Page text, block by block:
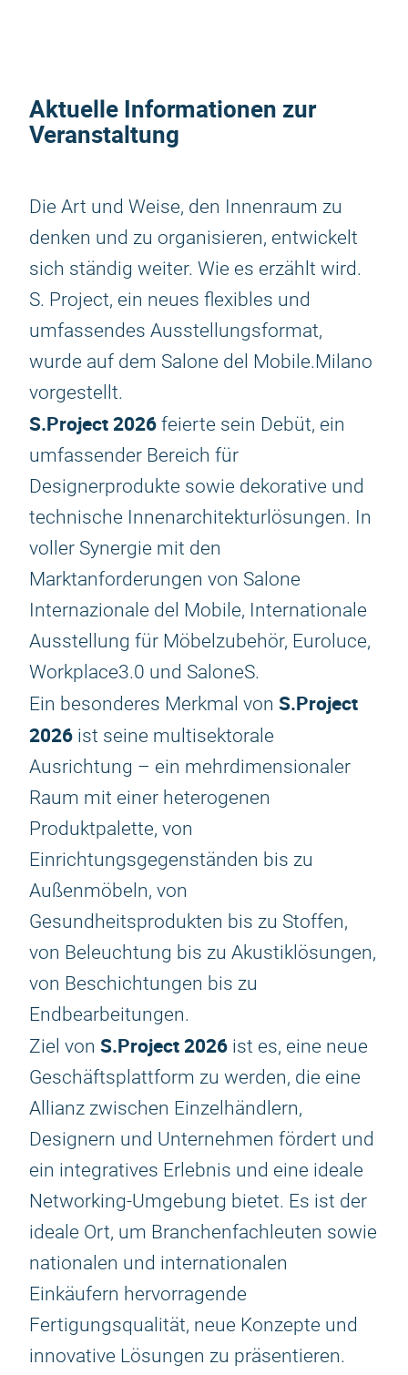
Aktuelle Informationen zur
Veranstaltung
Die Art und Weise, den Innenraum zu
denken und zu organisieren, entwickelt
sich ständig weiter. Wie es erzählt wird.
S. Project, ein neues flexibles und
umfassendes Ausstellungsformat,
wurde auf dem Salone del Mobile.Milano
vorgestellt.
S.Project 2026 feierte sein Debüt, ein
umfassender Bereich für
Designerprodukte sowie dekorative und
technische Innenarchitekturlösungen. In
voller Synergie mit den
Marktanforderungen von Salone
Internazionale del Mobile, Internationale
Ausstellung für Möbelzubehör, Euroluce,
Workplace3.0 und SaloneS.
Ein besonderes Merkmal von S.Project
2026 ist seine multisektorale
Ausrichtung – ein mehrdimensionaler
Raum mit einer heterogenen
Produktpalette, von
Einrichtungsgegenständen bis zu
Außenmöbeln, von
Gesundheitsprodukten bis zu Stoffen,
von Beleuchtung bis zu Akustiklösungen,
von Beschichtungen bis zu
Endbearbeitungen.
Ziel von S.Project 2026 ist es, eine neue
Geschäftsplattform zu werden, die eine
Allianz zwischen Einzelhändlern,
Designern und Unternehmen fördert und
ein integratives Erlebnis und eine ideale
Networking-Umgebung bietet. Es ist der
ideale Ort, um Branchenfachleuten sowie
nationalen und internationalen
Einkäufern hervorragende
Fertigungsqualität, neue Konzepte und
innovative Lösungen zu präsentieren.